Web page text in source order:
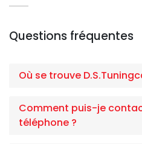
Questions fréquentes
Où se trouve
Comment puis-je
téléphone ?